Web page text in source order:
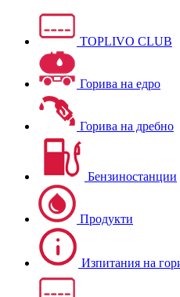
TOPLIVO CLUB
Горива на едро
Горива на дребно
Бензиностанции
Продукти
Изпитания на